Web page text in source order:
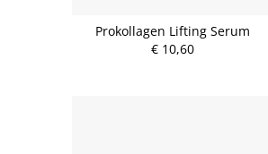
Prokollagen Lifting Serum
€ 10,60